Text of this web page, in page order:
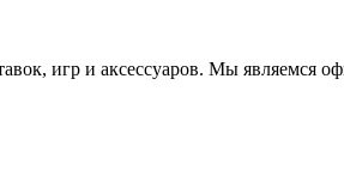
игр и аксессуаров. Мы являемся